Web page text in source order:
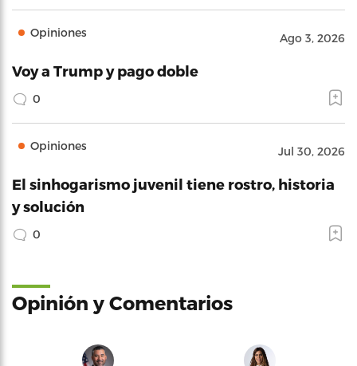
Opiniones Ago 3, 2026
Voy a Trump y pago doble
0
Opiniones Jul 30, 2026
El sinhogarismo juvenil tiene rostro, historia
y solución
0
Opinión y Comentarios